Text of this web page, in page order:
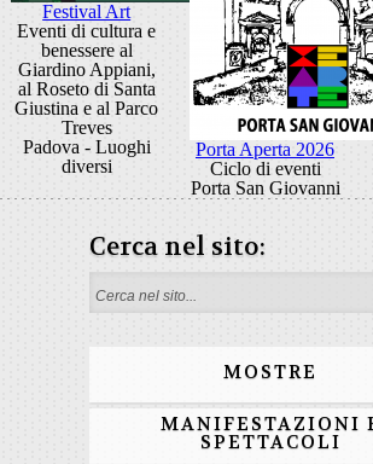
Festival Art
Eventi di cultura e
benessere al
Giardino Appiani,
al Roseto di Santa
Giustina e al Parco
Treves
Padova - Luoghi
diversi
Porta Aperta 2026
Ciclo di eventi
Porta San Giovanni
Cerca nel sito:
Form di ricerca
MOSTRE
MANIFESTAZIONI
SPETTACOLI